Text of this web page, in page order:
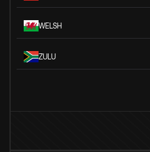
WELSH
ZULU